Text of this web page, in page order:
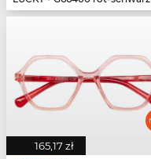
165,17 zł